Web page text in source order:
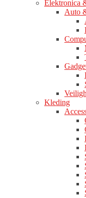
Elektronica
Auto
Kleding